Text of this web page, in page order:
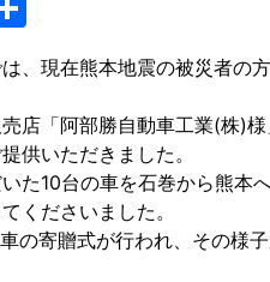
有
、現在熊本地震の被災者の
店「阿部勝自動車工業(株)
供いただきました。
た10台の車を石巻から熊本
くださいました。
の寄贈式が行われ、その様